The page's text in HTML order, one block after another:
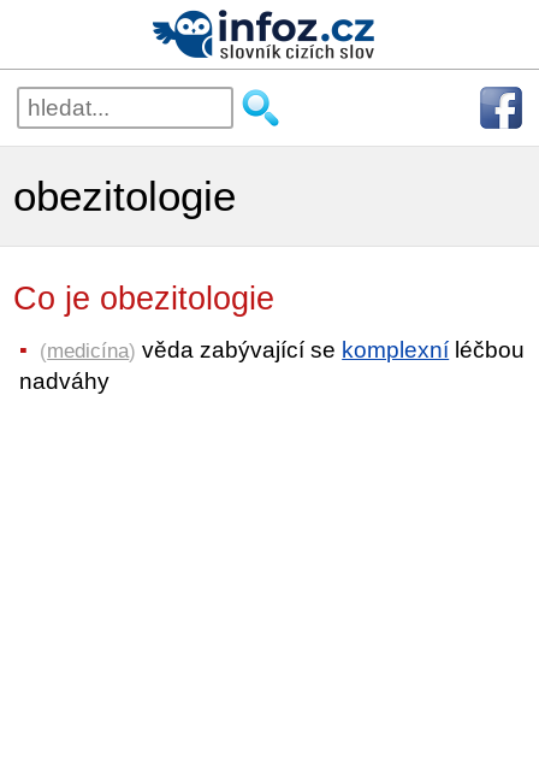
obezitologie
Co je obezitologie
(medicína) věda zabývající se komplexní léčbou
nadváhy